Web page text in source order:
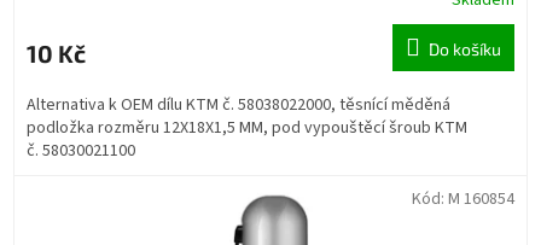
10 Kč Do košíku
Alternativa k OEM dílu KTM č. 58038022000, těsnící měděná
podložka rozměru 12X18X1,5 MM, pod vypouštěcí šroub KTM
č. 58030021100
Kód: M 160854